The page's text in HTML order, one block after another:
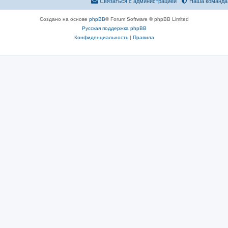
Создано на основе phpBB® Forum Software © phpBB Limited
Русская поддержка phpBB
Конфиденциальность| Правила